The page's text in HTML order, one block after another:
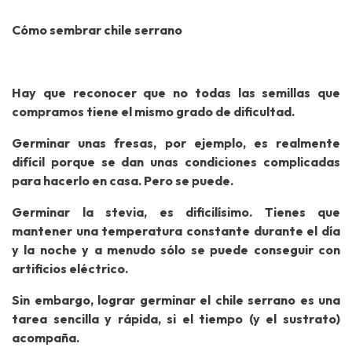
Cómo sembrar chile serrano
Hay que reconocer que no todas las semillas que
compramos tiene el mismo grado de dificultad.
Germinar unas fresas, por ejemplo, es realmente
difícil porque se dan unas condiciones complicadas
para hacerlo en casa. Pero se puede.
Germinar la stevia, es dificilísimo. Tienes que
mantener una temperatura constante durante el día
y la noche y a menudo sólo se puede conseguir con
artificios eléctrico.
Sin embargo, lograr germinar el chile serrano es una
tarea sencilla y rápida, si el tiempo (y el sustrato)
acompaña.